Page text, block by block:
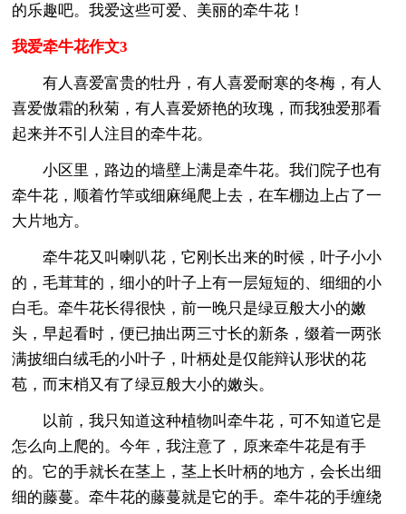
的乐趣吧。我爱这些可爱、美丽的牵牛花！
我爱牵牛花作文3
有人喜爱富贵的牡丹，有人喜爱耐寒的冬梅，有人
喜爱傲霜的秋菊，有人喜爱娇艳的玫瑰，而我独爱那看
起来并不引人注目的牵牛花。
小区里，路边的墙壁上满是牵牛花。我们院子也有
牵牛花，顺着竹竿或细麻绳爬上去，在车棚边上占了一
大片地方。
牵牛花又叫喇叭花，它刚长出来的时候，叶子小小
的，毛茸茸的，细小的叶子上有一层短短的、细细的小
白毛。牵牛花长得很快，前一晚只是绿豆般大小的嫩
头，早起看时，便已抽出两三寸长的新条，缀着一两张
满披细白绒毛的小叶子，叶柄处是仅能辩认形状的花
苞，而末梢又有了绿豆般大小的嫩头。
以前，我只知道这种植物叫牵牛花，可不知道它是
怎么向上爬的。今年，我注意了，原来牵牛花是有手
的。它的手就长在茎上，茎上长叶柄的地方，会长出细
细的藤蔓。牵牛花的藤蔓就是它的手。牵牛花的手缠绕